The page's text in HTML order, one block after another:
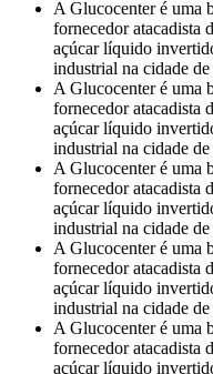
A Glucocenter é uma
fornecedor atacadista
açúcar líquido
industrial na cidade
A Glucocenter é uma
fornecedor atacadista
açúcar líquido
industrial na cidade
A Glucocenter é uma
fornecedor atacadista
açúcar líquido
industrial na cidade
A Glucocenter é uma
fornecedor atacadista
açúcar líquido
industrial na cidade
A Glucocenter é uma
fornecedor atacadista
açúcar líquido